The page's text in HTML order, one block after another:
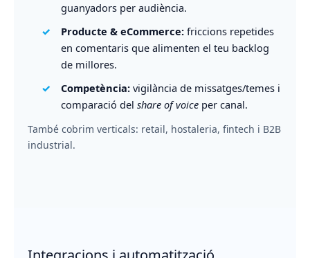
guanyadors per audiència.
Producte & eCommerce: friccions repetides
en comentaris que alimenten el teu backlog
de millores.
Competència: vigilància de missatges/temes i
comparació del share of voice per canal.
També cobrim verticals: retail, hostaleria, fintech i B2B
industrial.